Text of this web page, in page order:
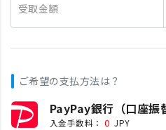
受取金額
ご希望の支払方法は？
PayPay銀行（口座振
入金手数料： 0 JPY